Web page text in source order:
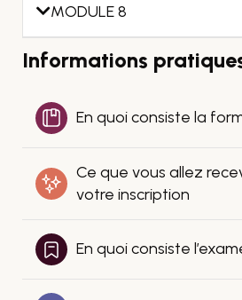
MODULE 8
Informations
En quoi consiste la
Ce que vous allez
votre inscription
En quoi consiste